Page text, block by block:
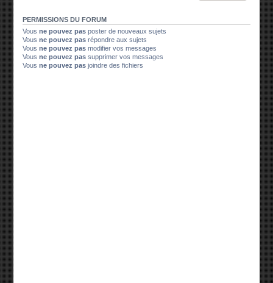
PERMISSIONS DU FORUM
Vousne pouvez pas poster de nouveaux sujets
Vousne pouvez pas répondre aux sujets
Vousne pouvez pas modifier vos messages
Vousne pouvez pas supprimer vos messages
Vousne pouvez pas joindre des fichiers